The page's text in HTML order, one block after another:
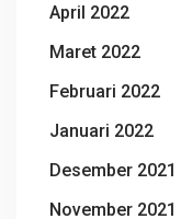
April 2022
Maret 2022
Februari 2022
Januari 2022
Desember 2021
November 2021